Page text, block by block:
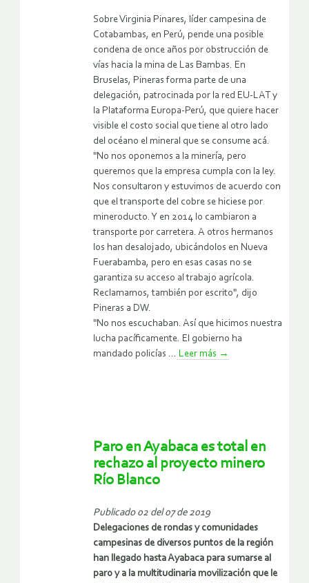
Sobre Virginia Pinares, líder campesina de
Cotabambas, en Perú, pende una posible
condena de once años por obstrucción de
vías hacia la mina de Las Bambas. En
Bruselas, Pineras forma parte de una
delegación, patrocinada por la red EU-LAT y
la Plataforma Europa-Perú, que quiere hacer
visible el costo social que tiene al otro lado
del océano el mineral que se consume acá.
"No nos oponemos a la minería, pero
queremos que la empresa cumpla con la ley.
Nos consultaron y estuvimos de acuerdo con
que el transporte del cobre se hiciese por
mineroducto. Y en 2014 lo cambiaron a
transporte por carretera. A otros hermanos
los han desalojado, ubicándolos en Nueva
Fuerabamba, pero en esas casas no se
garantiza su acceso al trabajo agrícola.
Reclamamos, también por escrito", dijo
Pineras a DW.
"No nos escuchaban. Así que hicimos nuestra
lucha pacíficamente. El gobierno ha
mandado policías ... Leer más →
Paro en Ayabaca es total en
rechazo al proyecto minero
Río Blanco
Publicado 02 del 07 de 2019
Delegaciones de rondas y comunidades
campesinas de diversos puntos de la región
han llegado hasta Ayabaca para sumarse al
paro y a la multitudinaria movilización que le